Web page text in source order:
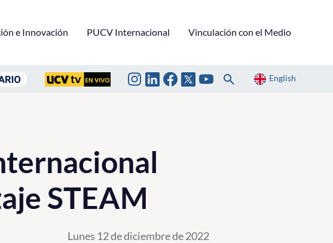
e Innovación PUCV Internacional Vinculación con el Medio
English
STEAM
Lunes 12 de diciembre de 2022